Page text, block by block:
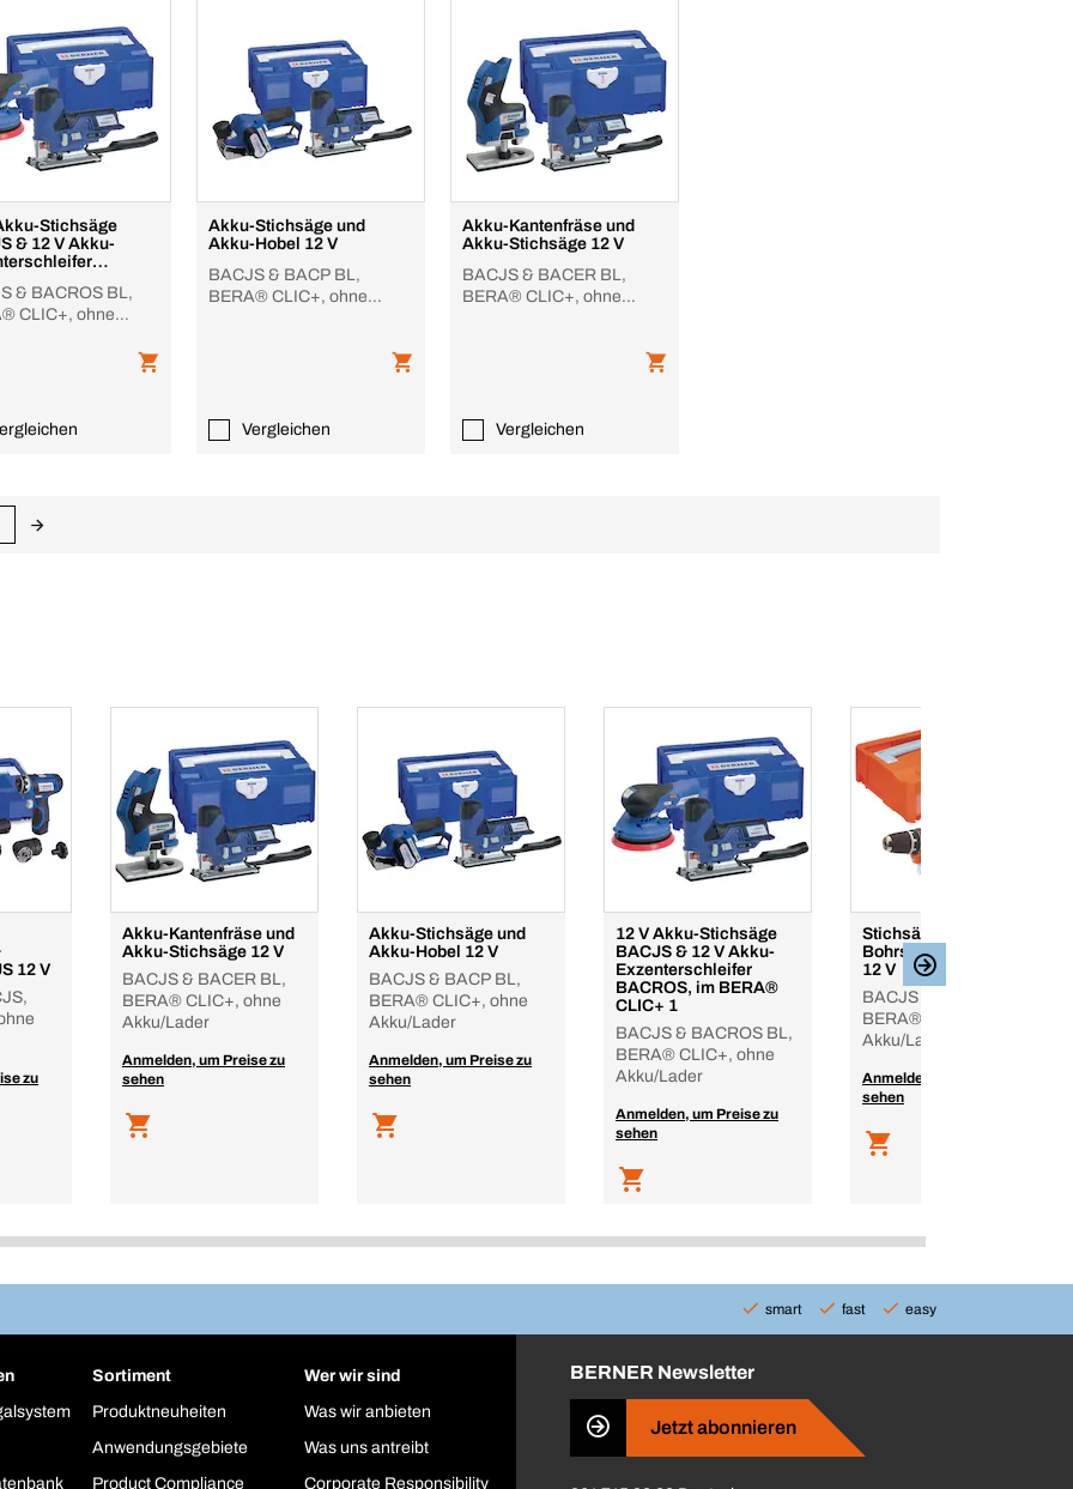
Stichsäge
& 12 V Akku-
1& BACROS BL,
CLIC+, ohne
Akku-Stichsäge und
Akku-Hobel 12 V
BACJS & BACP BL,
BERA® CLIC+, ohne
Vergleichen
Akku-Kantenfräse und
Akku-Stichsäge 12 V
BACJS & BACER BL,
BERA® CLIC+, ohne
Vergleichen
12 V
zu
Akku-Kantenfräse und
Akku-Stichsäge 12 V
BACJS & BACER BL,
BERA® CLIC+, ohne
Akku/Lader
Anmelden, um Preise zu
sehen
Akku-Stichsäge und
Akku-Hobel 12 V
BACJS & BACP BL,
BERA® CLIC+, ohne
Akku/Lader
Anmelden, um Preise zu
sehen
12 V Akku-Stichsäge
BACJS & 12 V Akku-
Exzenterschleifer
BACROS, im BERA®
CLIC+ 1
BACJS & BACROS BL,
BERA® CLIC+, ohne
Akku/Lader
Anmelden, um Preise zu
sehen
Stichsäge BACJS &
Bohrschrauber BACD-1
12 V
BACJS & BACD-1,
BERA® CLIC+, ohne
Akku/Lader
Anmelden, um Preise zu
sehen
smart fast easy
Sortiment
Produktneuheiten
Anwendungsgebiete
Product Compliance
Wer wir sind
Was wir anbieten
Was uns antreibt
Corporate Responsibility
BERNER Newsletter
Jetzt abonnieren